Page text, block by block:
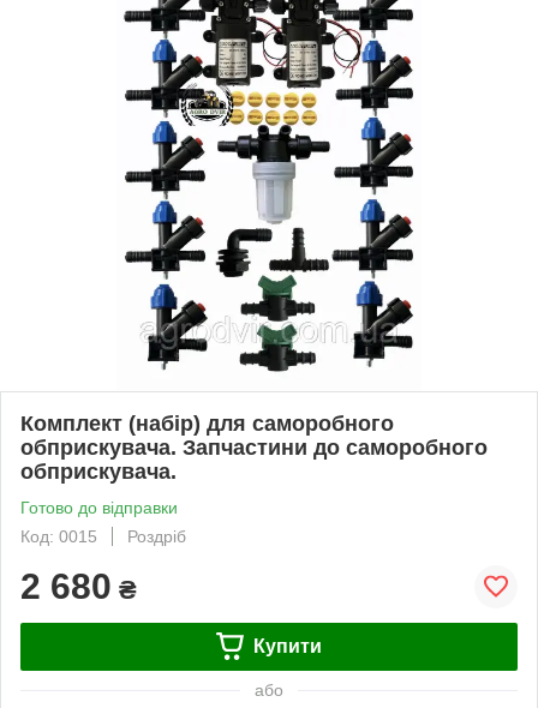
Комплект (набір) для саморобного
обприскувача. Запчастини до саморобного
обприскувача.
Готово до відправки
Код: 0015
Роздріб
2 680 ₴
Купити
або